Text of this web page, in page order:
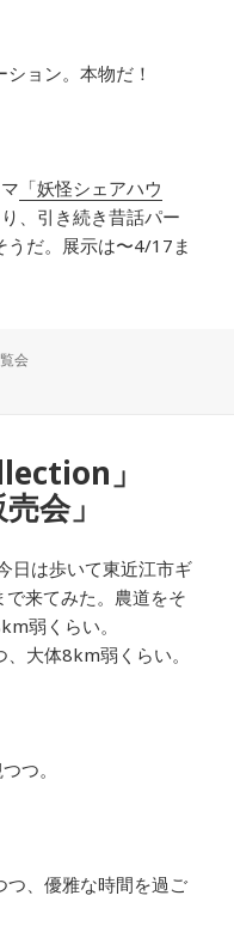
ョン。本物だ！
「妖怪シェアハウ
、引き続き昔話パー
うだ。展示は〜4/17ま
会
」
会」
日は歩いて東近江市ギ
で来てみた。農道をそ
弱くらい。
大体8km弱くらい。
つ。
つ、優雅な時間を過ご